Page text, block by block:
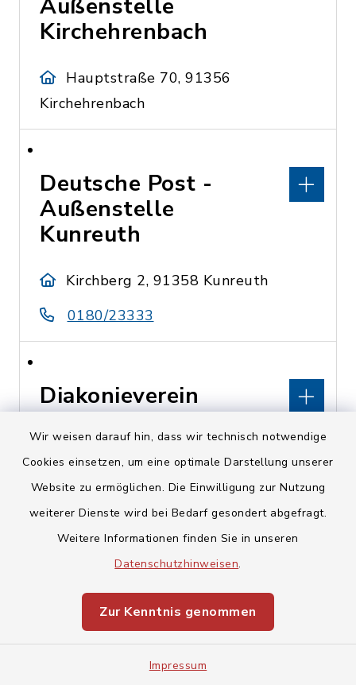
Wir weisen darauf hin, dass wir technisch notwendige
Cookies einsetzen, um eine optimale Darstellung unserer
Website zu ermöglichen. Die Einwilligung zur Nutzung
weiterer Dienste wird bei Bedarf gesondert abgefragt.
Weitere Informationen finden Sie in unseren
Datenschutzhinweisen.
Zur Kenntnis genommen
Impressum
Außenstelle
Kirchehrenbach
Hauptstraße 70, 91356
Kirchehrenbach
Deutsche Post -
Außenstelle
Kunreuth
Kirchberg 2, 91358 Kunreuth
0180/23333
Diakonieverein
Kunreuth
Kirchberg 16, 91358
Kunreuth
www.kunreuth-
evangelisch.de